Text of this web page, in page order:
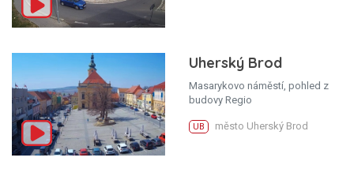
Uherský Brod
Masarykovo náměstí, pohled z
budovy Regio
UB město Uherský Brod